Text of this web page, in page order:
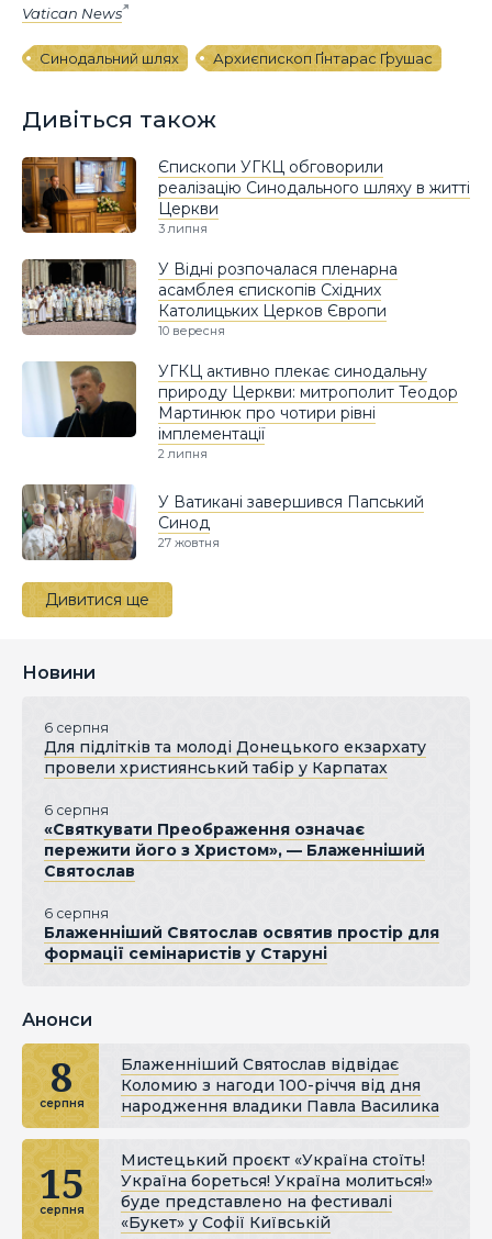
Vatican News
Синодальний шлях Архиєпископ Ґінтарас Ґрушас
Дивіться також
Єпископи УГКЦ обговорили
реалізацію Синодального шляху в житті
Церкви
3 липня
У Відні розпочалася пленарна
асамблея єпископів Східних
Католицьких Церков Європи
10 вересня
УГКЦ активно плекає синодальну
природу Церкви: митрополит Теодор
Мартинюк про чотири рівні
імплементації
2 липня
У Ватикані завершився Папський
Синод
27 жовтня
Дивитися ще
Новини
6 серпня
Для підлітків та молоді Донецького екзархату
провели християнський табір у Карпатах
6 серпня
«Святкувати Преображення означає
пережити його з Христом», — Блаженніший
Святослав
6 серпня
Блаженніший Святослав освятив простір для
формації семінаристів у Старуні
Анонси
8
серпня
Блаженніший Святослав відвідає
Коломию з нагоди 100-річчя від дня
народження владики Павла Василика
15
серпня
Мистецький проєкт «Україна стоїть!
Україна бореться! Україна молиться!»
буде представлено на фестивалі
«Букет» у Софії Київській